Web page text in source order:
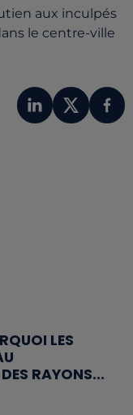
aux inculpés
le centre-ville
LES
RAYONS...